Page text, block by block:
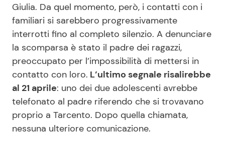
Privacy Policy
Giulia. Da quel momento, però, i contatti con i
familiari si sarebbero progressivamente
interrotti fino al completo silenzio. A denunciare
la scomparsa è stato il padre dei ragazzi,
preoccupato per l’impossibilità di mettersi in
contatto con loro. L’ultimo segnale risalirebbe
al 21 aprile: uno dei due adolescenti avrebbe
telefonato al padre riferendo che si trovavano
proprio a Tarcento. Dopo quella chiamata,
nessuna ulteriore comunicazione.